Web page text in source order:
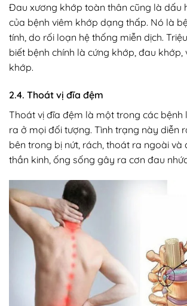
Đau xương khớp toàn thân cũng là dấu
của bệnh viêm khớp dạng thấp. Nó là
tính, do rối loạn hệ thống miễn dịch.
biết bệnh chính là cứng khớp, đau khớp,
khớp.
2.4. Thoát vị đĩa đệm
Thoát vị đĩa đệm là một trong các bệnh
ra ở mọi đối tượng. Tình trạng này diễn
bên trong bị nứt, rách, thoát ra ngoài và
thần kinh, ống sống gây ra cơn đau